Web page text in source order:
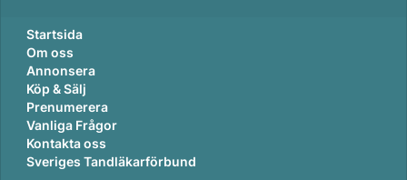
Startsida
Om oss
Annonsera
Köp & Sälj
Prenumerera
Vanliga Frågor
Kontakta oss
Sveriges Tandläkarförbund